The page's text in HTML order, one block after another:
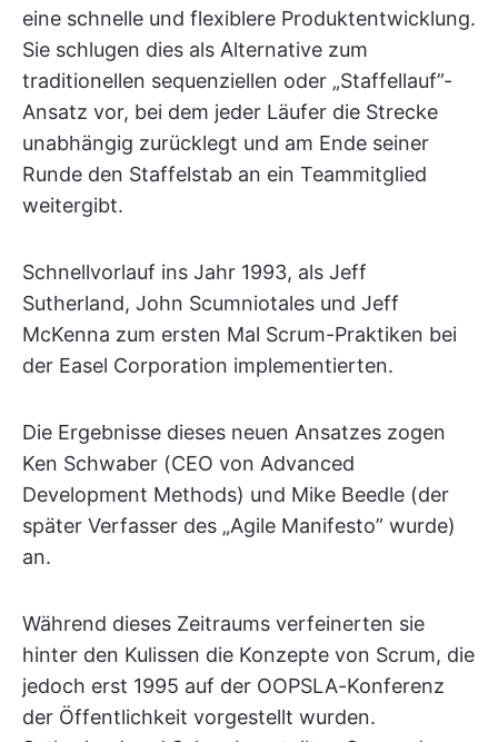
eine schnelle und flexiblere Produktentwicklung.
Sie schlugen dies als Alternative zum
traditionellen sequenziellen oder „Staffellauf”-
Ansatz vor, bei dem jeder Läufer die Strecke
unabhängig zurücklegt und am Ende seiner
Runde den Staffelstab an ein Teammitglied
weitergibt.
Schnellvorlauf ins Jahr 1993, als Jeff
Sutherland, John Scumniotales und Jeff
McKenna zum ersten Mal Scrum-Praktiken bei
der Easel Corporation implementierten.
Die Ergebnisse dieses neuen Ansatzes zogen
Ken Schwaber (CEO von Advanced
Development Methods) und Mike Beedle (der
später Verfasser des „Agile Manifesto” wurde)
an.
Während dieses Zeitraums verfeinerten sie
hinter den Kulissen die Konzepte von Scrum, die
jedoch erst 1995 auf der OOPSLA-Konferenz
der Öffentlichkeit vorgestellt wurden.